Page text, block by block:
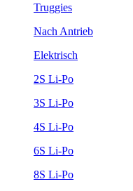
Truggies
Nach Antrieb
Elektrisch
2S Li-Po
3S Li-Po
4S Li-Po
6S Li-Po
8S Li-Po